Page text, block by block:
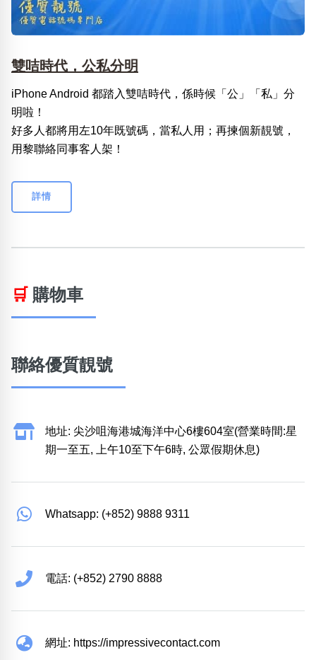
雙咭時代，公私分明
iPhone Android 都踏入雙咭時代，係時候「公」「私」分
明啦！
好多人都將用左10年既號碼，當私人用；再揀個新靚號，
用黎聯絡同事客人架！
詳情
🛒 購物車
聯絡優質靚號
地址: 尖沙咀海港城海洋中心6樓604室(營業時間:星
期一至五, 上午10至下午6時, 公眾假期休息)
Whatsapp: (+852) 9888 9311
電話: (+852) 2790 8888
網址: https://impressivecontact.com